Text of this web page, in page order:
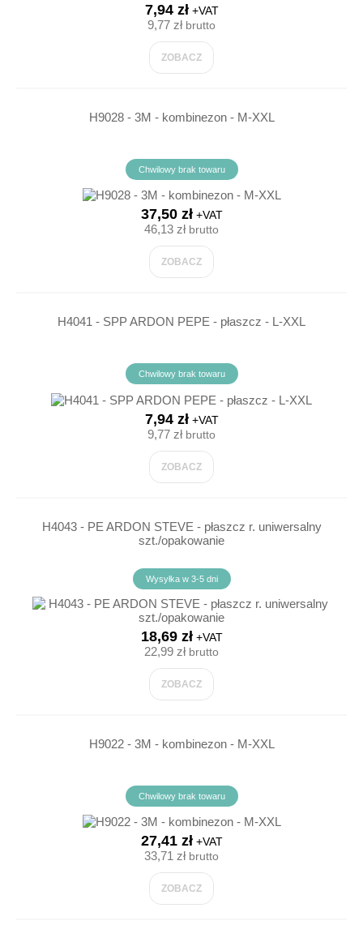
7,94 zł+VAT
9,77 złbrutto
ZOBACZ
H9028 - 3M - kombinezon - M-XXL
Chwilowy brak towaru
37,50 zł+VAT
46,13 złbrutto
ZOBACZ
H4041 - SPP ARDON PEPE - płaszcz - L-XXL
Chwilowy brak towaru
7,94 zł+VAT
9,77 złbrutto
ZOBACZ
H4043 - PE ARDON STEVE - płaszcz r. uniwersalny
szt./opakowanie
Wysyłka w 3-5 dni
18,69 zł+VAT
22,99 złbrutto
ZOBACZ
H9022 - 3M - kombinezon - M-XXL
Chwilowy brak towaru
27,41 zł+VAT
33,71 złbrutto
ZOBACZ